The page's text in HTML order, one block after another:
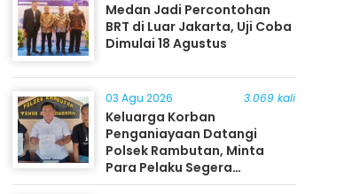
Medan Jadi Percontohan
BRT di Luar Jakarta, Uji Coba
Dimulai 18 Agustus
03 Agu 2026 3.069 kali
Keluarga Korban
Penganiayaan Datangi
Polsek Rambutan, Minta
Para Pelaku Segera
Ditangkap